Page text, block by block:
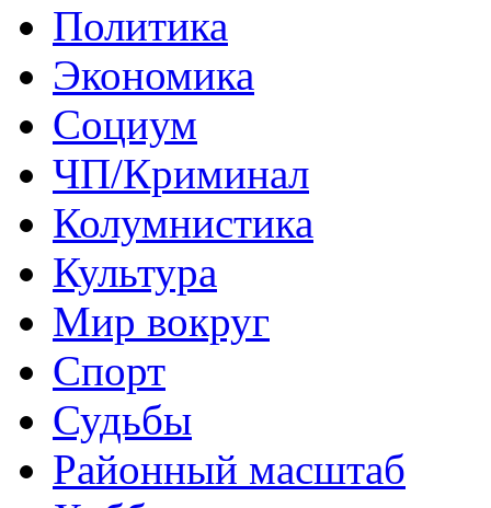
Политика
Экономика
Социум
ЧП/Криминал
Колумнистика
Культура
Мир вокруг
Спорт
Судьбы
Районный масштаб